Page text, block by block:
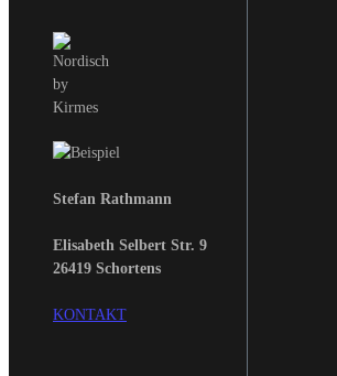
Stefan Rathmann
Elisabeth Selbert Str. 9
26419 Schortens
KONTAKT